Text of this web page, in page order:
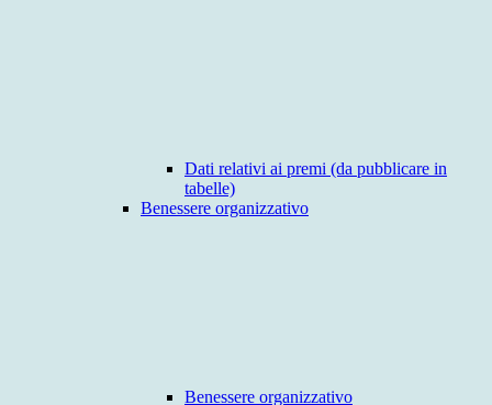
Dati relativi ai premi (da pubblicare in
tabelle)
Benessere organizzativo
Benessere organizzativo